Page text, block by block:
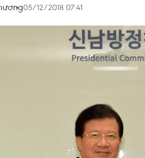
05/12/2018 07:41